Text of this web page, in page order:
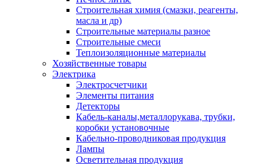
Строительная химия (смазки, реагенты,
масла и др)
Строительные материалы разное
Строительные смеси
Теплоизоляционные материалы
Хозяйственные товары
Электрика
Электросчетчики
Элементы питания
Детекторы
Кабель-каналы,металлорукава, трубки,
коробки установочные
Кабельно-проводниковая продукция
Лампы
Осветительная продукция